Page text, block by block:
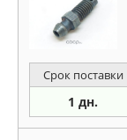
Срок поставки
1 дн.